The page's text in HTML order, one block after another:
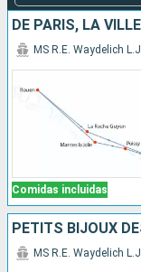
Comidas incluidas
MS R.E. Waydelich L.J
MS R.E. Waydelich L.J